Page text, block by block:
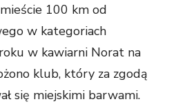
100 km od
w kategoriach
w kawiarni Norat na
klub, który za zgodą
się miejskimi barwami.